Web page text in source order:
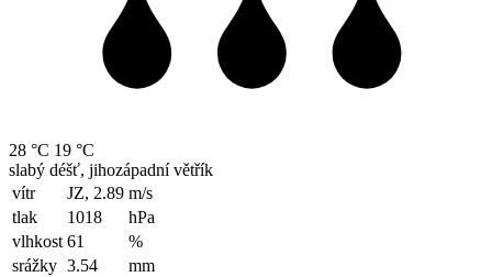
28 °C 19 °C
slabý déšť, jihozápadní větřík
vítr
JZ, 2.89 m/s
tlak
1018
hPa
vlhkost 61
%
srážky 3.54
mm